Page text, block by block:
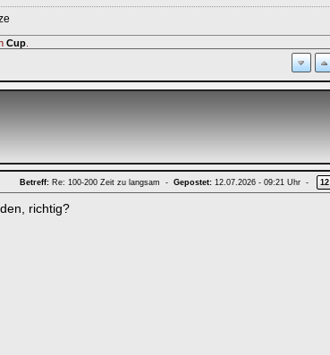
Cup
Betreff: Re: 100-200 Zeit zu langsam - Gepostet: 12.07.2026 - 09:21 Uhr - 12
richtig?